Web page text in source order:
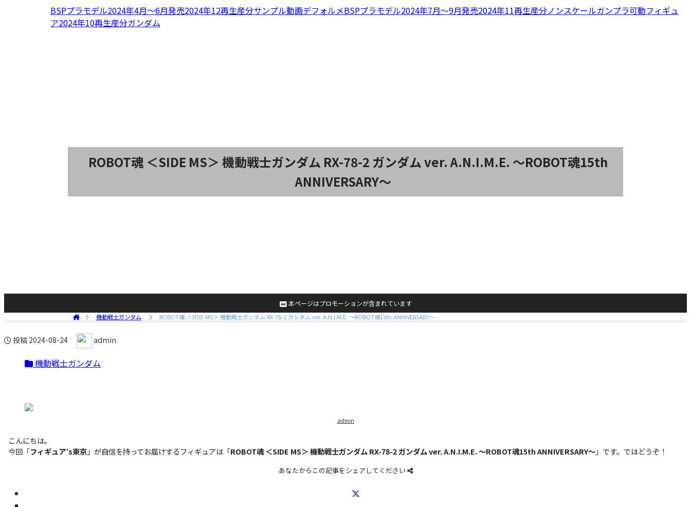
BSPプラモデル2024年4月〜6月発売2024年12再生産分サンプル動画デフォルメBSPプラモデル2024年7月〜9月発売2024年11再生産分ノンスケールガンプラ可動フィギュ
ア2024年10再生産分ガンダム
ROBOT魂 ＜SIDE MS＞ 機動戦士ガンダム RX-78-2 ガンダム ver. A.N.I.M.E. 〜ROBOT魂15th
ANNIVERSARY〜
本ページはプロモーションが含まれています
機動戦士ガンダム ROBOT魂 ＜SIDE MS＞ 機動戦士ガンダム RX-78-2 ガンダム ver. A.N.I.M.E. 〜ROBOT魂15th ANNIVERSARY〜
投稿 2024-08-24 admin
機動戦士ガンダム
admin
こんにちは。
今回「フィギュア’s東京」が自信を持ってお届けするフィギュアは「ROBOT魂 ＜SIDE MS＞ 機動戦士ガンダム RX-78-2 ガンダム ver. A.N.I.M.E. 〜ROBOT魂15th ANNIVERSARY〜」です。ではどうぞ！
あなたからこの記事をシェアしてください